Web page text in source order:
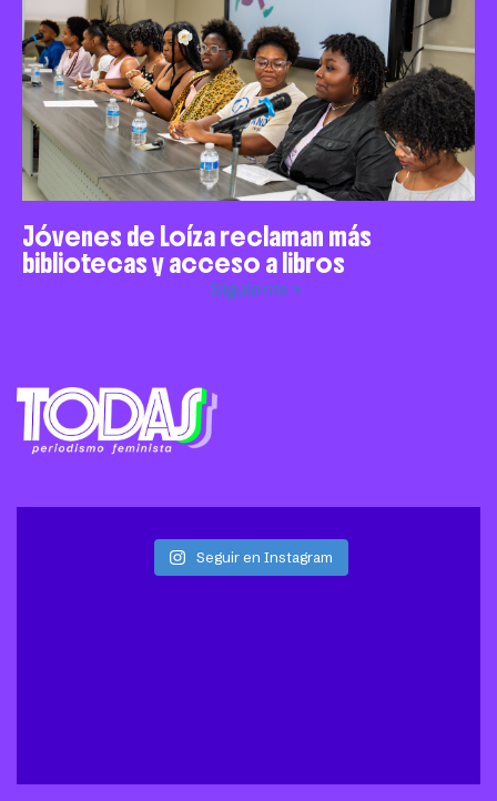
Jóvenes de Loíza reclaman más
bibliotecas y acceso a libros
Siguiente »
Seguir en Instagram